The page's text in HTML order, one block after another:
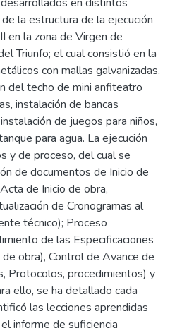
la estructura de la ejecución
en la zona de Virgen de
Triunfo; el cual consistió en la
con mallas galvanizadas,
del techo de mini anfiteatro
instalación de bancas
de juegos para niños,
para agua. La ejecución
y de proceso, del cual se
de documentos de Inicio de
de Inicio de obra,
de Cronogramas al
técnico); Proceso
de las Especificaciones
obra), Control de Avance de
Protocolos, procedimientos) y
ello, se ha detallado cada
las lecciones aprendidas
informe de suficiencia